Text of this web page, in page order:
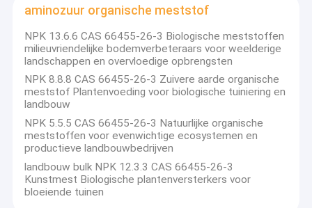
Huis
Videos
aminozuur organische meststof
NPK 13.6.6 CAS 66455-26-3 Biologische meststoffen
milieuvriendelijke bodemverbeteraars voor weelderige
landschappen en overvloedige opbrengsten
NPK 8.8.8 CAS 66455-26-3 Zuivere aarde organische
meststof Plantenvoeding voor biologische tuiniering en
landbouw
NPK 5.5.5 CAS 66455-26-3 Natuurlijke organische
meststoffen voor evenwichtige ecosystemen en
productieve landbouwbedrijven
landbouw bulk NPK 12.3.3 CAS 66455-26-3
Kunstmest Biologische plantenversterkers voor
bloeiende tuinen
De hoge Berg Chem is een professionele industriële
bedrijfsectie belast met speciale chemische productie,
technologieonderzoek & ontwikkeling, en de invoer & de uitvoer.
Het bedrijf concentreert zich op de productie, de handel, en het
onderzoek & de ontwikkeling van diverse chemische producten.